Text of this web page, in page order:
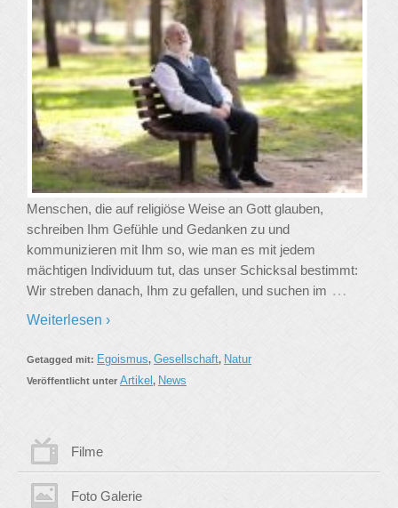
Menschen, die auf religiöse Weise an Gott glauben,
schreiben Ihm Gefühle und Gedanken zu und
kommunizieren mit Ihm so, wie man es mit jedem
mächtigen Individuum tut, das unser Schicksal bestimmt:
Wir streben danach, Ihm zu gefallen, und suchen im …
Weiterlesen ›
Getagged mit: Egoismus, Gesellschaft, Natur
Veröffentlicht unter Artikel, News
Filme
Foto Galerie